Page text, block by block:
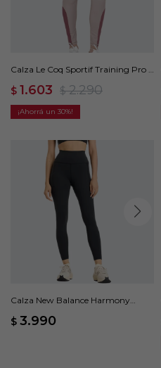
Calza Le Coq Sportif Training Pro -
$ 1.603 $ 2.290
30
Calza New Balance Harmony
$ 3.990